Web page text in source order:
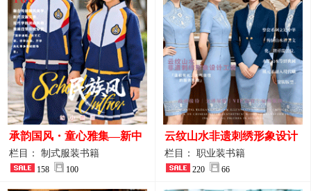
承韵国风・童心雅集—新中
式民族风小学与幼儿园全套
校服定制图鉴
栏目： 制式服装书籍
158 100
云纹山水非遗刺绣形象设计
工装｜会议礼仪接待人员制
服画册
栏目： 职业装书籍
220 66